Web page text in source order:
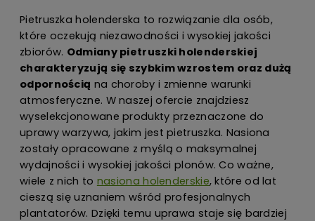
Pietruszka holenderska to rozwiązanie dla osób,
które oczekują niezawodności i wysokiej jakości
zbiorów. Odmiany pietruszki holenderskiej
charakteryzują się szybkim wzrostem oraz dużą
odpornością na choroby i zmienne warunki
atmosferyczne. W naszej ofercie znajdziesz
wyselekcjonowane produkty przeznaczone do
uprawy warzywa, jakim jest pietruszka. Nasiona
zostały opracowane z myślą o maksymalnej
wydajności i wysokiej jakości plonów. Co ważne,
wiele z nich to nasiona holenderskie, które od lat
cieszą się uznaniem wśród profesjonalnych
plantatorów. Dzięki temu uprawa staje się bardziej